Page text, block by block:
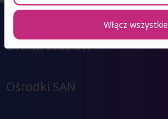
Oferta studiów
Ośrodki SAN
Włącz wszystkie